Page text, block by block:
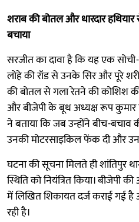
शराब की बोतल और धारदार
बचाया
सरजीत का दावा है कि यह एक
लोहे की रॉड से उनके सिर और पूरे
की बोतल से गला रेतने की कोशिश
और बीजेपी के बूथ अध्यक्ष रूप कुमार
ने बताया कि जब उन्होंने बीच-बचाव
उनकी मोटरसाइकिल फेंक दी और
घटना की सूचना मिलते ही शांतिपुर
स्थिति को नियंत्रित किया। बीजेपी
में लिखित शिकायत दर्ज कराई गई
रही है।